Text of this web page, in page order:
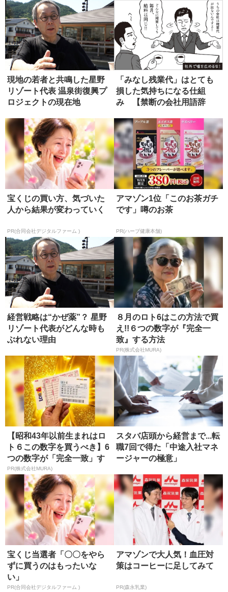
現地の若者と共鳴した星野
リゾート代表 温泉街復興プ
ロジェクトの現在地
「みなし残業代」はとても
損した気持ちになる仕組
み 【禁断の会社用語辞
宝くじの買い方、気づいた
人から結果が変わっていく
PR(合同会社デジタルファーム )
アマゾン1位「このお茶ガチ
です」噂のお茶
PR(ハーブ健康本舗)
経営戦略は“かぜ薬”？ 星野
リゾート代表がどんな時も
ぶれない理由
８月のロト6はこの方法で買
え!!６つの数字が『完全一
致』する方法
PR(株式会社MURA)
【昭和43年以前生まれはロ
ト６この数字を買うべき】6
つの数字が「完全一致」す
る方...
PR(株式会社MURA)
スタバ店頭から経営まで...転
職7回で得た「中途入社マネ
ージャーの極意」
宝くじ当選者「〇〇をやら
ずに買うのはもったいな
い」
PR(合同会社デジタルファーム )
アマゾンで大人気！血圧対
策はコーヒーに足してみて
PR(森永乳業)